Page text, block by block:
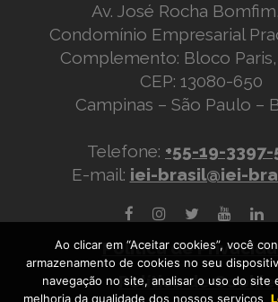
Av. José Rocha
Condomínio Empresarial
Complemento: Bloco Paris,
CEP: 13080-650
Campinas – São Paulo –
Telefone: +55-19-
E-mail: iei-brasil@iei-
Política de
Política de
Ao clicar em “Aceitar cookies”, você
armazenamento de cookies no seu
navegação no site, analisar o uso do site
melhoria da qualidade dos nossos serviços